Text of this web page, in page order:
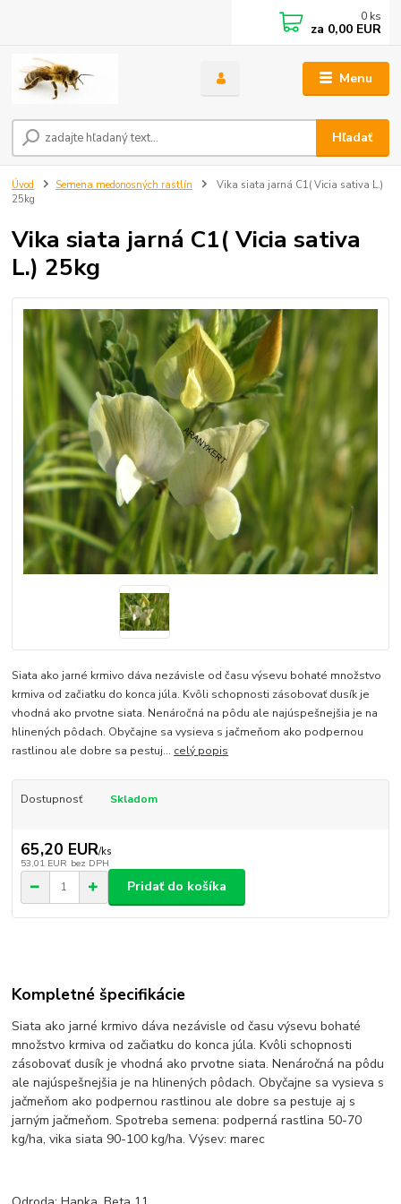
Menu
Hľadať
0 ks
za 0,00 EUR
Úvod Semena medonosných rastlín
Vika siata jarná C1( Vicia sativa L.)
25kg
Vika siata jarná C1( Vicia sativa
L.) 25kg
Siata ako jarné krmivo dáva nezávisle od času výsevu bohaté množstvo
krmiva od začiatku do konca júla. Kvôli schopnosti zásobovať dusík je
vhodná ako prvotne siata. Nenáročná na pôdu ale najúspešnejšia je na
hlinených pôdach. Obyčajne sa vysieva s jačmeňom ako podpernou
rastlinou ale dobre sa pestuj... celý popis
Dostupnosť Skladom
65,20 EUR/ks
53,01 EUR bez DPH
Pridať do košíka
Kompletné špecifikácie
Siata ako jarné krmivo dáva nezávisle od času výsevu bohaté
množstvo krmiva od začiatku do konca júla. Kvôli schopnosti
zásobovať dusík je vhodná ako prvotne siata. Nenáročná na pôdu
ale najúspešnejšia je na hlinených pôdach. Obyčajne sa vysieva s
jačmeňom ako podpernou rastlinou ale dobre sa pestuje aj s
jarným jačmeňom. Spotreba semena: podperná rastlina 50-70
kg/ha, vika siata 90-100 kg/ha. Výsev: marec